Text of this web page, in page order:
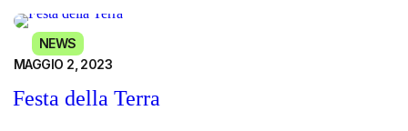
NEWS
MAGGIO 2, 2023
Festa della Terra